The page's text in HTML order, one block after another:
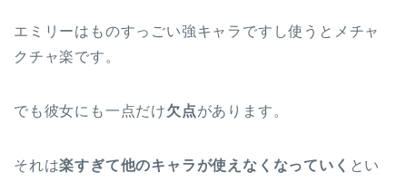
エミリーはものすっごい強キャラですし使うとメチャ
クチャ楽です。
でも彼女にも一点だけ欠点があります。
それは楽すぎて他のキャラが使えなくなっていく とい